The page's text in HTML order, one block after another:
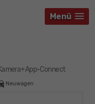
Menü
Menü
Menü
Connect
Neuwagen